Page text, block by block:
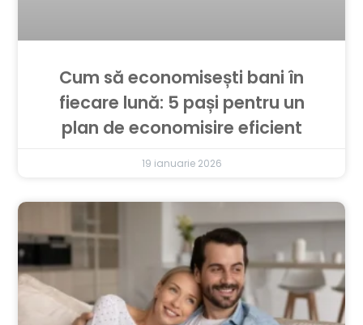
Cum să economisești bani în
fiecare lună: 5 pași pentru un
plan de economisire eficient
19 ianuarie 2026